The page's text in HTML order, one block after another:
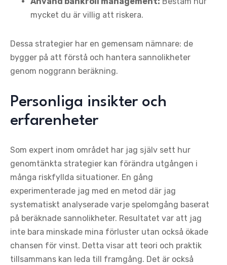
mycket du är villig att riskera.
Dessa strategier har en gemensam nämnare: de
bygger på att förstå och hantera sannolikheter
genom noggrann beräkning.
Personliga insikter och
erfarenheter
Som expert inom området har jag själv sett hur
genomtänkta strategier kan förändra utgången i
många riskfyllda situationer. En gång
experimenterade jag med en metod där jag
systematiskt analyserade varje spelomgång baserat
på beräknade sannolikheter. Resultatet var att jag
inte bara minskade mina förluster utan också ökade
chansen för vinst. Detta visar att teori och praktik
tillsammans kan leda till framgång. Det är också